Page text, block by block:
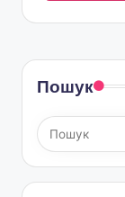
Пошук